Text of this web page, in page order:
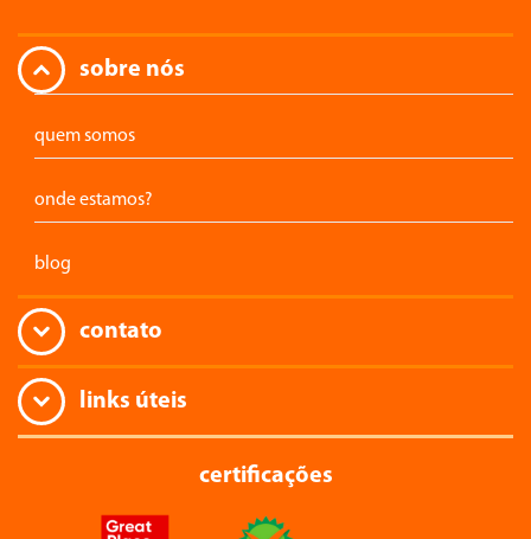
sobre nós
quem somos
onde estamos?
blog
contato
links úteis
certificações